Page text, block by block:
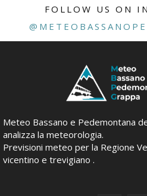
FOLLOW US ON
Meteo Bassano e Pedemontana
analizza la meteorologia.
Previsioni meteo per la Regione
vicentino e trevigiano .